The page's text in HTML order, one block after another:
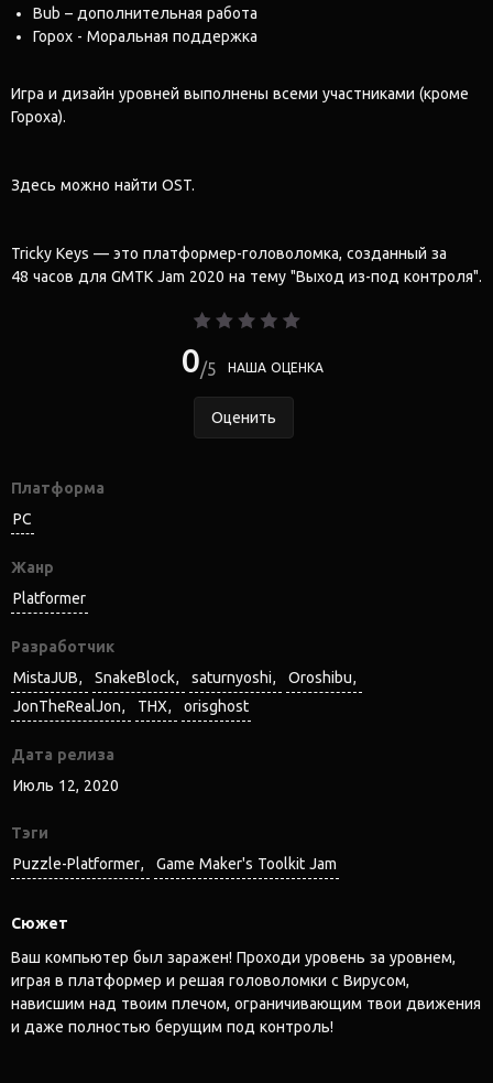
Bub – дополнительная работа
Горох - Моральная поддержка
Игра и дизайн уровней выполнены всеми участниками (кроме
Гороха).
Здесь можно найти OST.
Tricky Keys — это платформер-головоломка, созданный за
48 часов для GMTK Jam 2020 на тему "Выход из-под контроля".
0 5 НАША ОЦЕНКА
Оценить
Платформа
PC
Жанр
Platformer
Разработчик
MistaJUB
SnakeBlock saturnyoshi
Oroshibu
JonTheRealJon
THX orisghost
Дата релиза
Июль 12, 2020
Тэги
Puzzle-Platformer
Game Maker's Toolkit Jam
Сюжет
Ваш компьютер был заражен! Проходи уровень за уровнем,
играя в платформер и решая головоломки с Вирусом,
нависшим над твоим плечом, ограничивающим твои движения
и даже полностью берущим под контроль!